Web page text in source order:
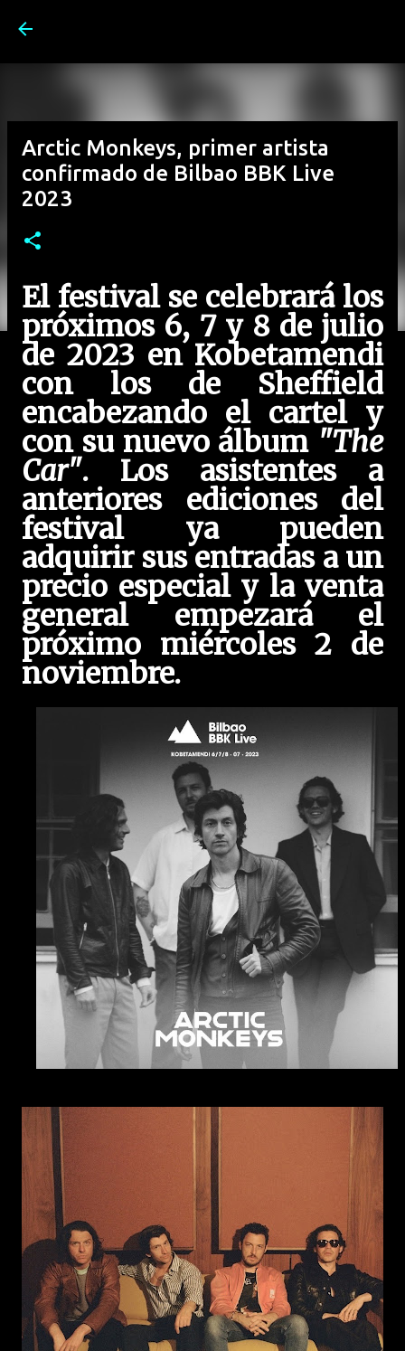
Arctic Monkeys, primer artista
confirmado de Bilbao BBK Live
2023
El festival se celebrará los
próximos 6, 7 y 8 de julio
de 2023 en Kobetamendi
con los de Sheffield
encabezando el cartel y
con su nuevo álbum "The
Car". Los asistentes a
anteriores ediciones del
festival ya pueden
adquirir sus entradas a un
precio especial y la venta
general empezará el
próximo miércoles 2 de
noviembre.